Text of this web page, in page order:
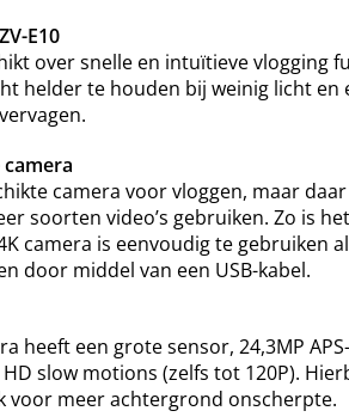
E10
over snelle en intuïtieve vlogging
helder te houden bij weinig licht
camera voor vloggen, maar
soorten video’s gebruiken. Zo is
camera is eenvoudig te
door middel van een USB-kabel.
heeft een grote sensor, 24,3MP
slow motions (zelfs tot 120P).
voor meer achtergrond onscherpte.